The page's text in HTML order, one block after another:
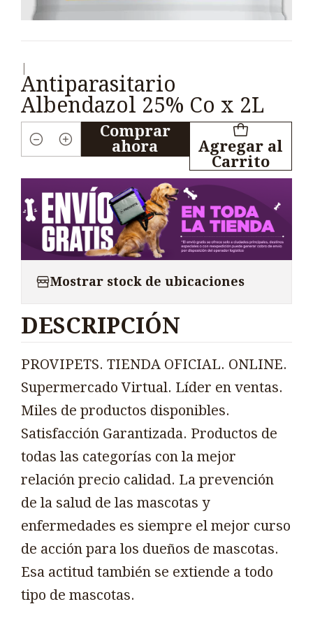
Antiparasitario
Albendazol 25% Co x 2L
Cantidad
Agregar al
Carrito
Comprar
ahora
Mostrar stock de ubicaciones
DESCRIPCIÓN
PROVIPETS. TIENDA OFICIAL. ONLINE.
Supermercado Virtual. Líder en ventas.
Miles de productos disponibles.
Satisfacción Garantizada. Productos de
todas las categorías con la mejor
relación precio calidad. La prevención
de la salud de las mascotas y
enfermedades es siempre el mejor curso
de acción para los dueños de mascotas.
Esa actitud también se extiende a todo
tipo de mascotas.